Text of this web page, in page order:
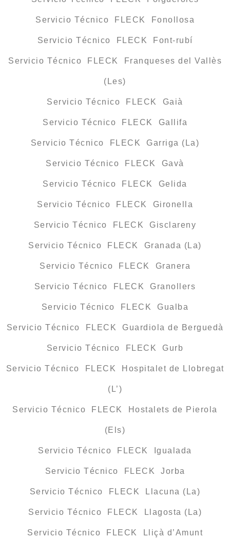
Servicio Técnico FLECK Fonollosa
Servicio Técnico FLECK Font-rubí
Servicio Técnico FLECK Franqueses del Vallès
(Les)
Servicio Técnico FLECK Gaià
Servicio Técnico FLECK Gallifa
Servicio Técnico FLECK Garriga (La)
Servicio Técnico FLECK Gavà
Servicio Técnico FLECK Gelida
Servicio Técnico FLECK Gironella
Servicio Técnico FLECK Gisclareny
Servicio Técnico FLECK Granada (La)
Servicio Técnico FLECK Granera
Servicio Técnico FLECK Granollers
Servicio Técnico FLECK Gualba
Servicio Técnico FLECK Guardiola de Berguedà
Servicio Técnico FLECK Gurb
Servicio Técnico FLECK Hospitalet de Llobregat
(L’)
Servicio Técnico FLECK Hostalets de Pierola
(Els)
Servicio Técnico FLECK Igualada
Servicio Técnico FLECK Jorba
Servicio Técnico FLECK Llacuna (La)
Servicio Técnico FLECK Llagosta (La)
Servicio Técnico FLECK Lliçà d’Amunt